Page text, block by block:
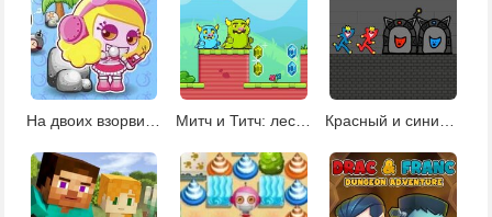
На двоих взорви это 2 Митч и Титч: лесные приключения Красный и синий Хагги Вагги